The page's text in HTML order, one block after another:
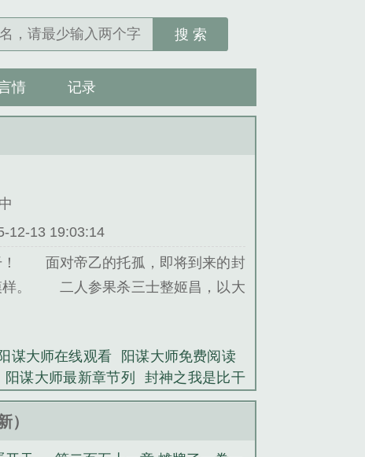
搜 索
情 记录
12-13 19:03:14
！ 面对帝乙的托孤，即将到来的封
样。 二人参果杀三士整姬昌，以大
阳谋大师在线观看
阳谋大师免费阅读
阳谋大师最新章节列
封神之我是比干
阳谋大师(1-111) 阳谋大师作者你有火
）